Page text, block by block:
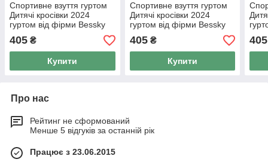
Спортивне взуття гуртом
Дитячі кросівки 2024
гуртом від фірми Bessky
(23-30)
405 ₴
Купити
Спортивне взуття гуртом
Дитячі кросівки 2024
гуртом від фірми Bessky
(23-30)
405₴
Купити
(23-
405
Про нас
Рейтинг не сформований
Менше 5 відгуків за останній рік
Працює з 23.06.2015